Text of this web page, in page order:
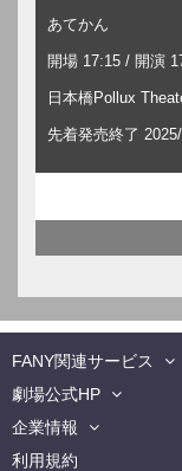
あてかん
開場 17:15 / 開演
日本橋Pollux
先着発売終了
FANY関連サービス
劇場公式HP
企業情報
利用規約